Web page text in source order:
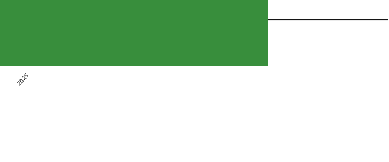
2025